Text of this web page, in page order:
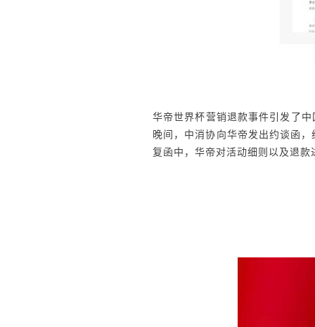
华帝世界杯营销退款事件引发了
晚间，中消协向华帝发出约谈函
复函中，华帝对活动细则以及退